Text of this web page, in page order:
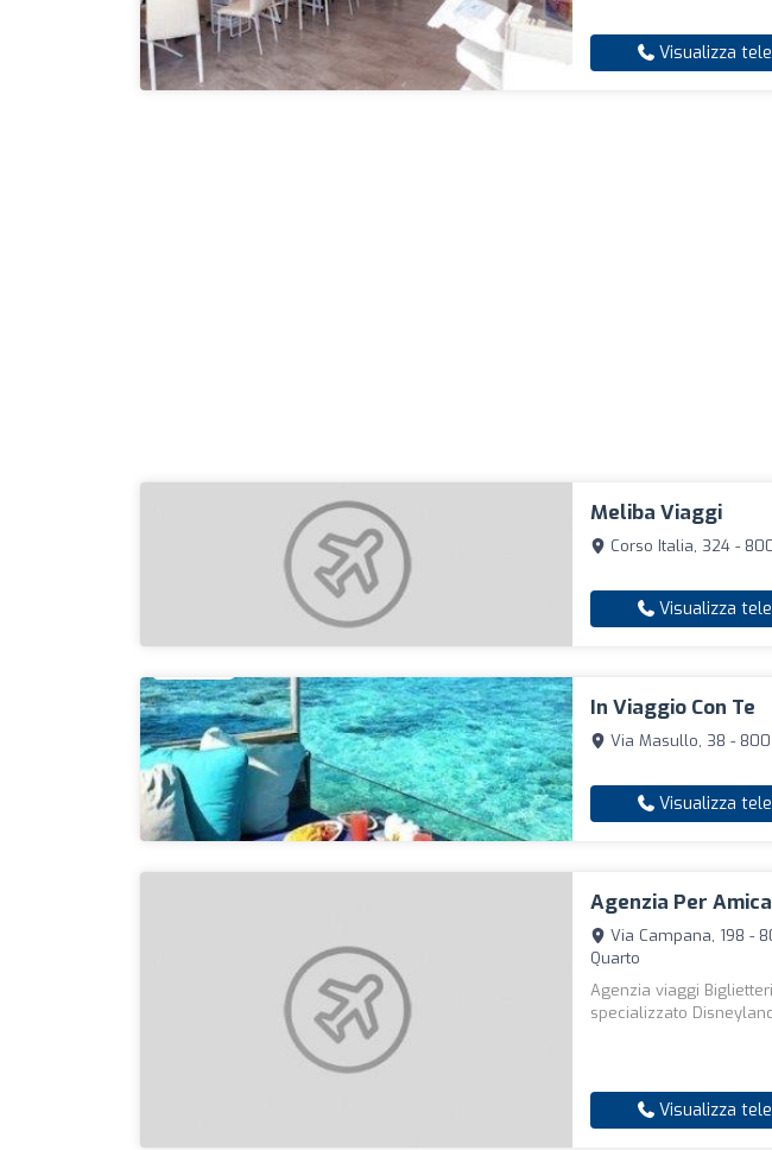
Visualizza
Meliba Viaggi
Corso Italia, 324 -
Visualizza
In Viaggio Con Te
Via Masullo, 38 -
Visualizza
Agenzia Per
Via Campana, 198 -
Quarto
Agenzia viaggi
specializzato
Visualizza